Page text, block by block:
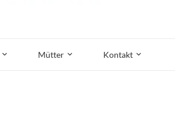
Mütter Kontakt